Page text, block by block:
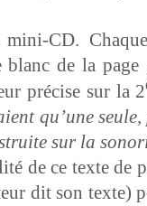
mini-CD.
blanc de la
pré­cise sur la 2
qu’une
sur la
de ce texte de
dit son texte)